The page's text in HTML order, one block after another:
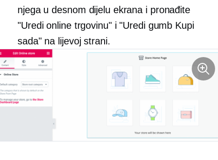
njega u desnom dijelu ekrana i pronađite
"Uredi online trgovinu" i "Uredi gumb Kupi
sada" na lijevoj strani.